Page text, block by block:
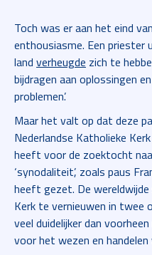
Toch was er aan het eind
enthousiasme. Een priester
land verheugde zich te
bijdragen aan oplossingen
problemen’.
Maar het valt op dat deze
Nederlandse Katholieke
heeft voor de zoektocht
‘synodaliteit’, zoals paus
heeft gezet. De
Kerk te vernieuwen in twee
veel duidelijker dan
voor het wezen en handelen